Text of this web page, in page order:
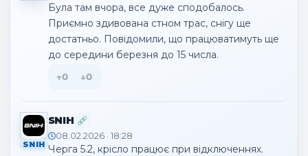
Була там вчора, все дуже сподобалось.
Приємно здивована стном трас, снігу ще
достатньо. Повідомили, що працюватимуть ще
до середини березня до 15 числа.
↑0 ↓0
SNIH
SNIH
08.02.2026 · 18:28
Черга 5.2, крісло працює при відключеннях.